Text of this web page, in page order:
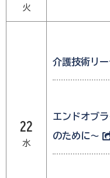
火
22
水
介護技術リ
エンドオブ
のために～